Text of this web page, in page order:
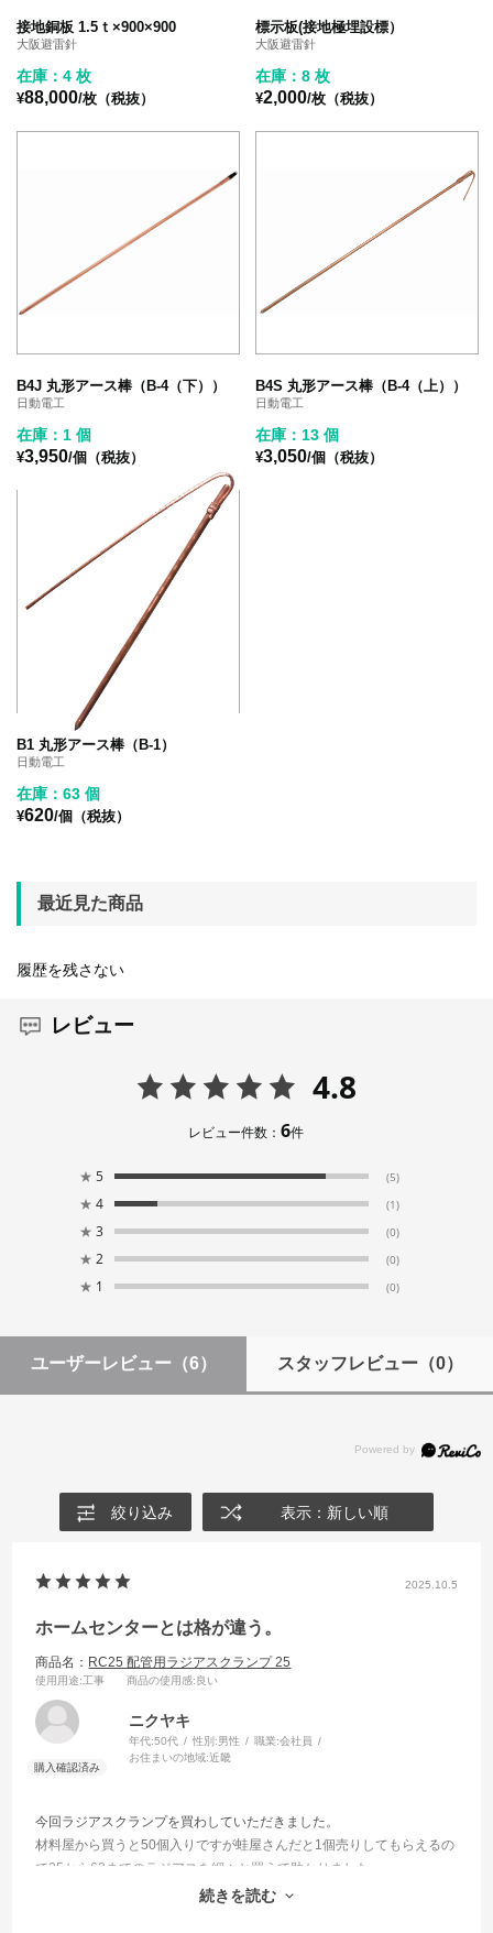
接地銅板 1.5ｔ×900×900
大阪避雷針
在庫：4 枚
¥88,000/枚（税抜）
標示板(接地極埋設標）
大阪避雷針
在庫：8 枚
¥2,000/枚（税抜）
B4J 丸形アース棒（B-4（下））
日動電工
在庫：1 個
¥3,950/個（税抜）
B4S 丸形アース棒（B-4（上））
日動電工
在庫：13 個
¥3,050/個（税抜）
B1 丸形アース棒（B-1）
日動電工
在庫：63 個
¥620/個（税抜）
最近見た商品
履歴を残さない
レビュー
4.8
レビュー件数：6件
★ 5 (5)
★ 4 (1)
★ 3 (0)
★ 2 (0)
★ 1 (0)
ユーザーレビュー （6） スタッフレビュー（0）
絞り込み 表示：新しい順
2025.10.5
ホームセンターとは格が違う。
商品名： RC25 配管用ラジアスクランプ 25
使用用途:工事 商品の使用感:良い
ニクヤキ
年代:50代 性別:男性 職業:会社員
お住まいの地域:近畿
今回ラジアスクランプを買わしていただきました。
材料屋から買うと50個入りですが蛙屋さんだと1個売りしてもらえるの
で25から63までのラジアスを細々と買えて助かりました。
しかもアマゾン並みの速さで届くから言う事無しです。
続きを読む